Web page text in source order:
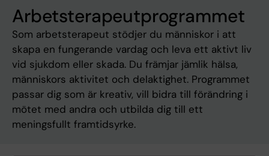
Arbetsterapeut­programmet
Som arbetsterapeut stödjer du människor i att
skapa en fungerande vardag och leva ett aktivt liv
vid sjukdom eller skada. Du främjar jämlik hälsa,
människors aktivitet och delaktighet. Programmet
passar dig som är kreativ, vill bidra till förändring i
mötet med andra och utbilda dig till ett
meningsfullt framtidsyrke.